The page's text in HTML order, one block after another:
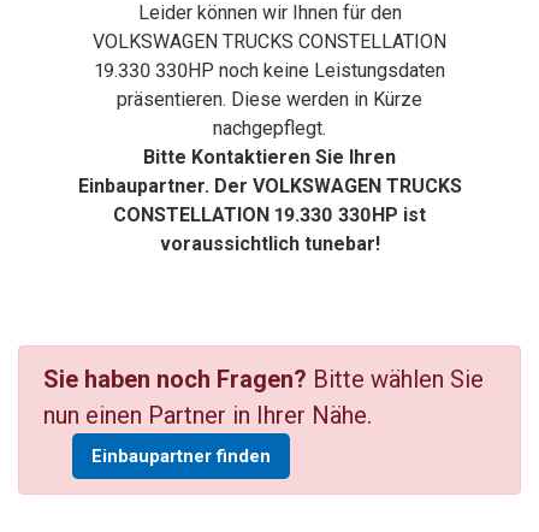
Leider können wir Ihnen für den
VOLKSWAGEN TRUCKS CONSTELLATION
19.330 330HP noch keine Leistungsdaten
präsentieren. Diese werden in Kürze
nachgepflegt.
Bitte Kontaktieren Sie Ihren
Einbaupartner. Der VOLKSWAGEN TRUCKS
CONSTELLATION 19.330 330HP ist
voraussichtlich tunebar!
Sie haben noch Fragen? Bitte wählen Sie
nun einen Partner in Ihrer Nähe.
Einbaupartner finden